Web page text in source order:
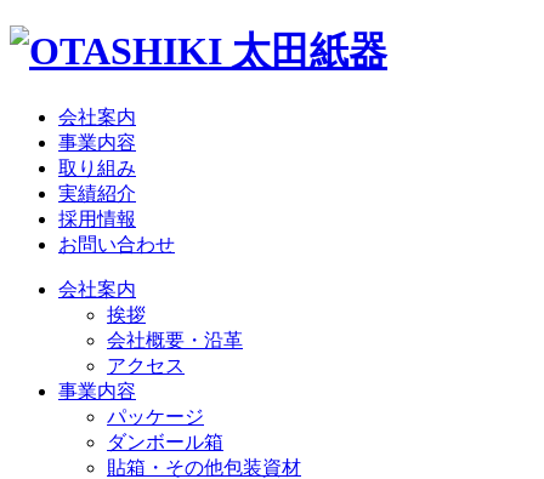
会社案内
事業内容
取り組み
実績紹介
採用情報
お問い合わせ
会社案内
挨拶
会社概要・沿革
アクセス
事業内容
パッケージ
ダンボール箱
貼箱・その他包装資材